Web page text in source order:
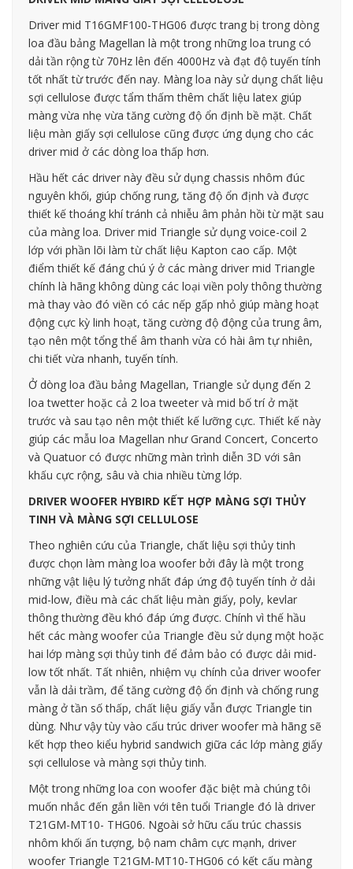
Driver mid T16GMF100-THG06 được trang bị trong dòng
loa đầu bảng Magellan là một trong những loa trung có
dải tần rộng từ 70Hz lên đến 4000Hz và đạt độ tuyến tính
tốt nhất từ trước đến nay. Màng loa này sử dụng chất liệu
sợi cellulose được tẩm thấm thêm chất liệu latex giúp
màng vừa nhẹ vừa tăng cường độ ổn định bề mặt. Chất
liệu màn giấy sợi cellulose cũng được ứng dụng cho các
driver mid ở các dòng loa thấp hơn.
Hầu hết các driver này đều sử dụng chassis nhôm đúc
nguyên khối, giúp chống rung, tăng độ ổn định và được
thiết kế thoáng khí tránh cả nhiễu âm phản hồi từ mặt sau
của màng loa. Driver mid Triangle sử dụng voice-coil 2
lớp với phần lõi làm từ chất liệu Kapton cao cấp. Một
điểm thiết kế đáng chú ý ở các màng driver mid Triangle
chính là hãng không dùng các loại viền poly thông thường
mà thay vào đó viền có các nếp gấp nhỏ giúp màng hoạt
động cực kỳ linh hoạt, tăng cường độ động của trung âm,
tạo nên một tổng thể âm thanh vừa có hài âm tự nhiên,
chi tiết vừa nhanh, tuyến tính.
Ở dòng loa đầu bảng Magellan, Triangle sử dụng đến 2
loa twetter hoặc cả 2 loa tweeter và mid bố trí ở mặt
trước và sau tạo nên một thiết kế lưỡng cực. Thiết kế này
giúp các mẫu loa Magellan như Grand Concert, Concerto
và Quatuor có được những màn trình diễn 3D với sân
khấu cực rộng, sâu và chia nhiều từng lớp.
DRIVER WOOFER HYBIRD KẾT HỢP MÀNG SỢI THỦY
TINH VÀ MÀNG SỢI CELLULOSE
Theo nghiên cứu của Triangle, chất liệu sợi thủy tinh
được chọn làm màng loa woofer bởi đây là một trong
những vật liệu lý tưởng nhất đáp ứng độ tuyến tính ở dải
mid-low, điều mà các chất liệu màn giấy, poly, kevlar
thông thường đều khó đáp ứng được. Chính vì thế hầu
hết các màng woofer của Triangle đều sử dụng một hoặc
hai lớp màng sợi thủy tinh để đảm bảo có được dải mid-
low tốt nhất. Tất nhiên, nhiệm vụ chính của driver woofer
vẫn là dải trầm, để tăng cường độ ổn định và chống rung
màng ở tần số thấp, chất liệu giấy vẫn được Triangle tin
dùng. Như vậy tùy vào cấu trúc driver woofer mà hãng sẽ
kết hợp theo kiểu hybrid sandwich giữa các lớp màng giấy
sợi cellulose và màng sợi thủy tinh.
Một trong những loa con woofer đặc biệt mà chúng tôi
muốn nhắc đến gắn liền với tên tuổi Triangle đó là driver
T21GM-MT10- THG06. Ngoài sở hữu cấu trúc chassis
nhôm khối ấn tượng, bộ nam châm cực mạnh, driver
woofer Triangle T21GM-MT10-THG06 có kết cấu màng